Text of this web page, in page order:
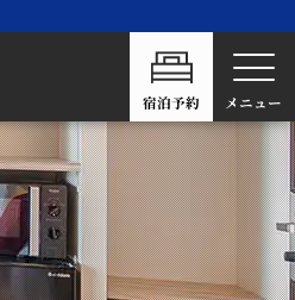
宿泊予約 メニュー